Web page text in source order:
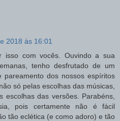
2018 às 16:01
isso com vocês. Ouvindo a sua
tenho desfrutado de um
pareamento dos nossos espíritos
só pelas escolhas das músicas,
escolhas das versões. Parabéns,
pois certamente não é fácil
tão eclética (e como adoro) e tão